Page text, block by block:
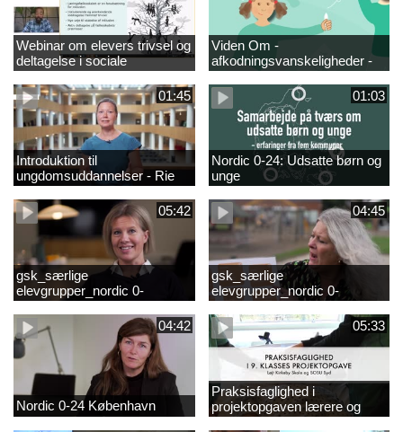
Webinar om elevers trivsel og
deltagelse i sociale
fællesskaber – inspiration og
viden til skoleledere og
ressourcepersoner
Viden Om -
afkodningsvanskeligheder -
præsentationsfilm
01:45
Introduktion til
ungdomsuddannelser - Rie
Thomsen
01:03
Nordic 0-24: Udsatte børn og
unge
05:42
gsk_særlige
elevgrupper_nordic 0-
24_frederikshavn
04:45
gsk_særlige
elevgrupper_nordic 0-
24_tønder
04:42
Nordic 0-24 København
05:33
Praksisfaglighed i
projektopgaven lærere og
elever